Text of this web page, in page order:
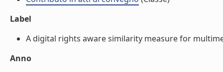
Label
A digital rights aware similarity measure for
Anno